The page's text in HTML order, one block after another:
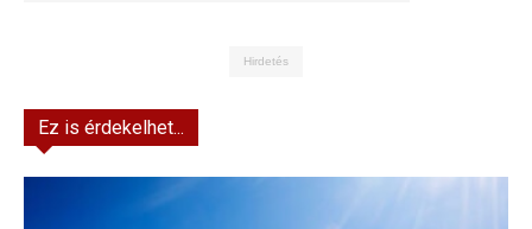
Hirdetés
Ez is érdekelhet...